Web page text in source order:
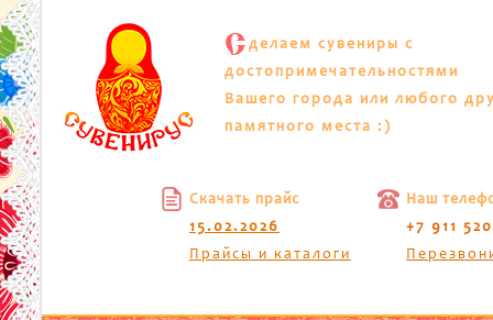
С делаем сувениры с
достопримечательностями
Вашего города или любого
памятного места :)
Скачать прайс
15.02.2026
Прайсы и каталоги
Наш
+7 911